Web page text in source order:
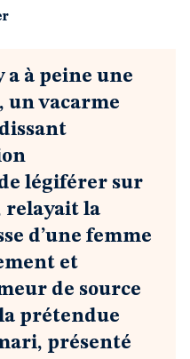
a à peine une
un vacarme
légiférer sur
relayait la
d’une femme
et
de source
prétendue
présenté